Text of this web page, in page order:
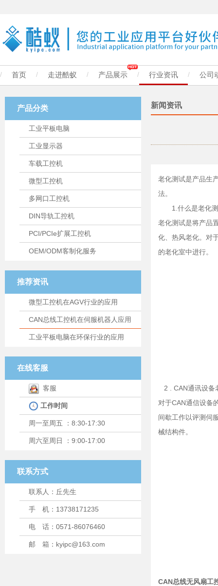
/ 首页 / 走进酷蚁 / 产品展示 / 行业资讯 / 公司
产品分类
工业平板电脑
工业显示器
车载工控机
微型工控机
多网口工控机
DIN导轨工控机
PCI/PCIe扩展工控机
OEM/ODM客制化服务
推荐资讯
微型工控机在AGV行业的应用
CAN总线工控机在伺服机器人应用
工业平板电脑在环保行业的应用
在线客服
客服
工作时间
周一至周五 ：8:30-17:30
周六至周日 ：9:00-17:00
联系方式
联系人：丘先生
手 机：13738171235
电 话：0571-86076460
邮 箱：kyipc@163.com
新闻资讯
老化测试是产品生
法。
1.什么是老化
老化测试是将产品
化、热风老化。对
的老化室中进行。
2 . CAN通讯设备
对于CAN通信设备
间歇工作以评测伺
械结构件。
CAN总线无风扇工